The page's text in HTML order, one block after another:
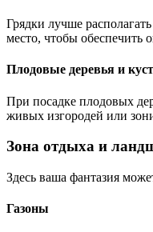
Грядки лучше
место, чтобы обеспечить
Плодовые деревья и
При посадке плодовых
живых изгородей или
Зона отдыха и
Здесь ваша фантазия
Газоны